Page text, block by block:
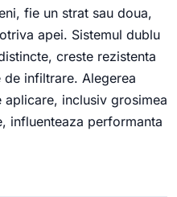
fie un strat sau doua,
apei. Sistemul dublu
creste rezistenta
infiltrare. Alegerea
aplicare, inclusiv grosimea
influenteaza performanta